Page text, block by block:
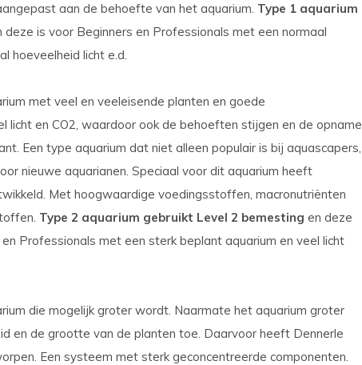
aan de behoefte van het aquarium. Type 1 aquarium
deze is voor Beginners en Professionals met een normaal
hoeveelheid licht e.d.
met veel en veeleisende planten en goede
licht en CO2, waardoor ook de behoeften stijgen en de opname
Een type aquarium dat niet alleen populair is bij aquascapers,
nieuwe aquarianen. Speciaal voor dit aquarium heeft
Met hoogwaardige voedingsstoffen, macronutriënten
Type 2 aquarium gebruikt Level 2 bemesting en deze
Professionals met een sterk beplant aquarium en veel licht
die mogelijk groter wordt. Naarmate het aquarium groter
en de grootte van de planten toe. Daarvoor heeft Dennerle
Een systeem met sterk geconcentreerde componenten.